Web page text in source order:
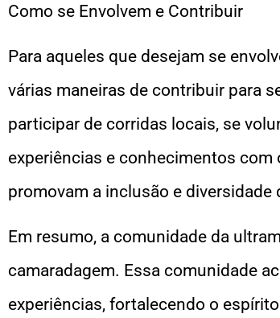
Como se Envolvem e Contribuir
Para aqueles que desejam se
várias maneiras de contribuir para
participar de corridas locais, se
experiências e conhecimentos
promovam a inclusão e diversidade
Em resumo, a comunidade da
camaradagem. Essa comunidade
experiências, fortalecendo o